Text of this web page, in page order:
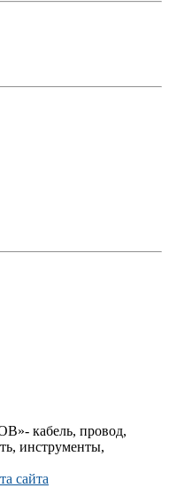
кабель, провод,
инструменты,
сайта